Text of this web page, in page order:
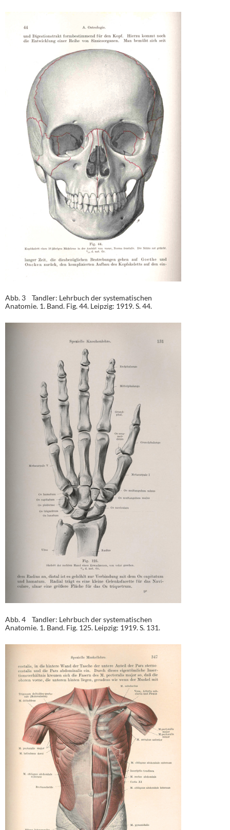
Abb. 3 Tandler: Lehrbuch der systematischen
Anatomie. 1. Band. Fig. 44. Leipzig: 1919. S. 44.
Abb. 4 Tandler: Lehrbuch der systematischen
Anatomie. 1. Band. Fig. 125. Leipzig: 1919. S. 131.